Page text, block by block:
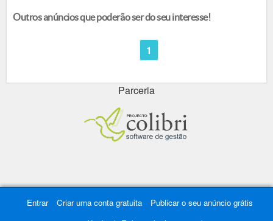
Outros anúncios que poderão ser do seu interesse!
1
Parceria
Entrar Criar uma conta gratuita Publicar o seu anúncio grátis